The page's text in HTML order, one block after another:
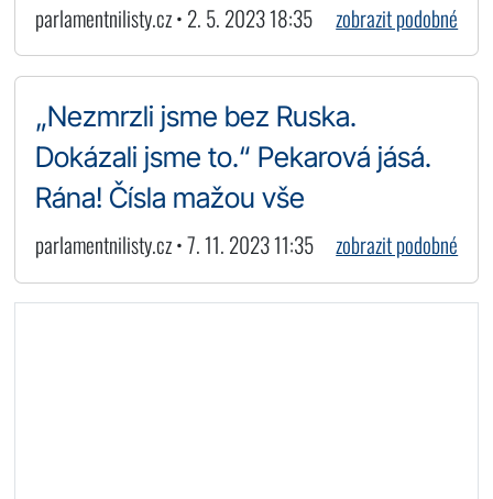
parlamentnilisty.cz • 2. 5. 2023 18:35 zobrazit podobné
„Nezmrzli jsme bez Ruska.
Dokázali jsme to.“ Pekarová jásá.
Rána! Čísla mažou vše
parlamentnilisty.cz • 7. 11. 2023 11:35 zobrazit podobné